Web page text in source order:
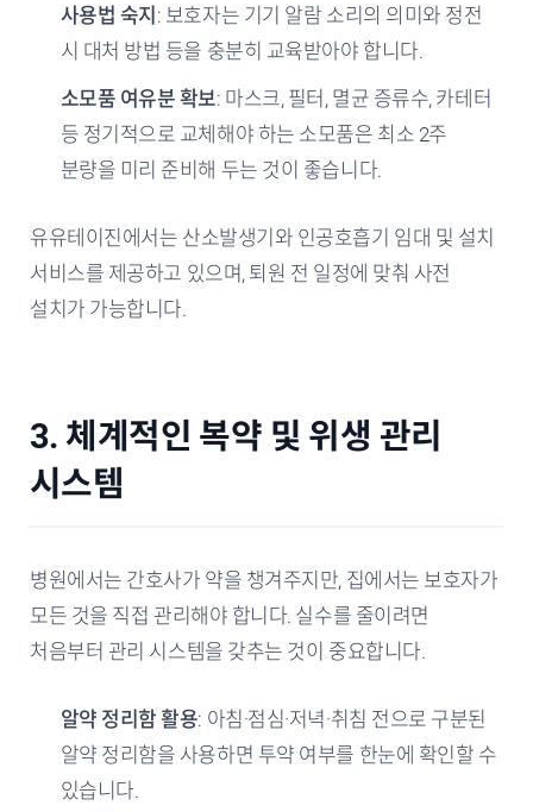
사용법 숙지 : 보호자는 기기 알람 소리의 의미와 정전
시 대처 방법 등을 충분히 교육받아야 합니다.
소모품 여유분 확보: 마스크, 필터, 멸균 증류수, 카테터
등 정기적으로 교체해야 하는 소모품은 최소 2주
분량을 미리 준비해 두는 것이 좋습니다.
유유테이진에서는 산소발생기와 인공호흡기 임대 및 설치
서비스를 제공하고 있으며, 퇴원 전 일정에 맞춰 사전
설치가 가능합니다.
3. 체계적인 복약 및 위생 관리
시스템
병원에서는 간호사가 약을 챙겨주지만, 집에서는 보호자가
모든 것을 직접 관리해야 합니다. 실수를 줄이려면
처음부터 관리 시스템을 갖추는 것이 중요합니다.
알약 정리함 활용: 아침·점심·저녁·취침 전으로 구분된
알약 정리함을 사용하면 투약 여부를 한눈에 확인할 수
있습니다.